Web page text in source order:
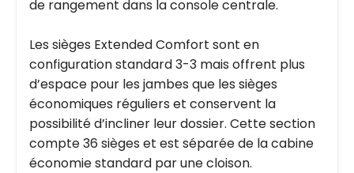
de rangement dans la console centrale.
Les sièges Extended Comfort sont en
configuration standard 3-3 mais offrent plus
d’espace pour les jambes que les sièges
économiques réguliers et conservent la
possibilité d’incliner leur dossier. Cette section
compte 36 sièges et est séparée de la cabine
économie standard par une cloison.